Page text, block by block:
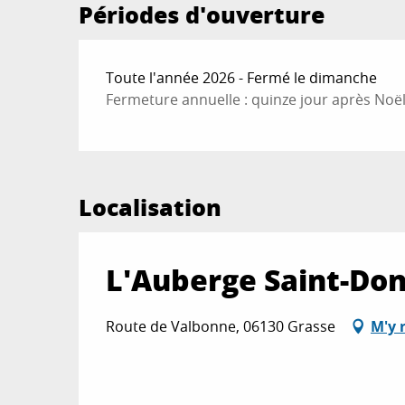
Périodes d'ouverture
Toute l'année 2026 - Fermé le dimanche
Fermeture annuelle : quinze jour après
Localisation
L'Auberge Saint-
Route de Valbonne, 06130 Grasse M'y